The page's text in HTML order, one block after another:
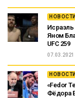
НОВОСТИ
Яном
UFC 259
07.03.2021
НОВОСТИ
«Fedor
Фёдора